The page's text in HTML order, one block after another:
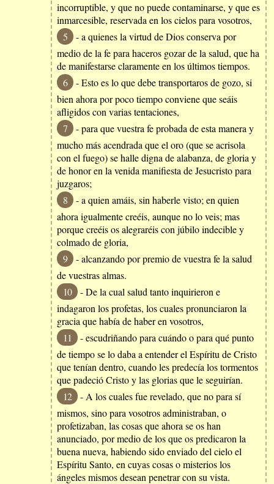
incorruptible, y que no puede contaminarse, y que es
inmarcesible, reservada en los cielos para vosotros,
5
- a quienes la virtud de Dios conserva por
medio de la fe para haceros gozar de la salud, que ha
de manifestarse claramente en los últimos tiempos.
6
- Esto es lo que debe transportaros de gozo, si
bien ahora por poco tiempo conviene que seáis
afligidos con varias tentaciones,
7
- para que vuestra fe probada de esta manera y
mucho más acendrada que el oro (que se acrisola
con el fuego) se halle digna de alabanza, de gloria y
de honor en la venida manifiesta de Jesucristo para
juzgaros;
8
- a quien amáis, sin haberle visto; en quien
ahora igualmente creéis, aunque no lo veis; mas
porque creéis os alegraréis con júbilo indecible y
colmado de gloria,
9
- alcanzando por premio de vuestra fe la salud
de vuestras almas.
10
- De la cual salud tanto inquirieron e
indagaron los profetas, los cuales pronunciaron la
gracia que había de haber en vosotros,
11
- escudriñando para cuándo o para qué punto
de tiempo se lo daba a entender el Espíritu de Cristo
que tenían dentro, cuando les predecía los tormentos
que padeció Cristo y las glorias que le seguirían.
12
- A los cuales fue revelado, que no para sí
mismos, sino para vosotros administraban, o
profetizaban, las cosas que ahora se os han
anunciado, por medio de los que os predicaron la
buena nueva, habiendo sido enviado del cielo el
Espíritu Santo, en cuyas cosas o misterios los
ángeles mismos desean penetrar con su vista.